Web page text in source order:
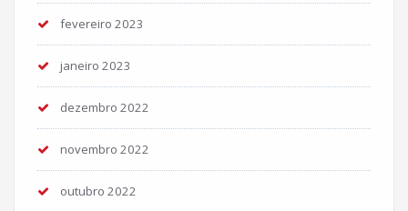
fevereiro 2023
janeiro 2023
dezembro 2022
novembro 2022
outubro 2022